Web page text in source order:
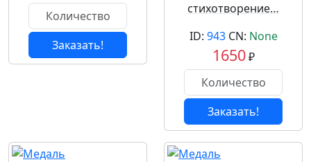
Заказать!
стихотворение…
ID: 943CN: None
1650₽
Заказать!